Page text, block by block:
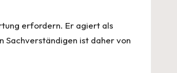
erfordern. Er agiert als
Sachverständigen ist daher von